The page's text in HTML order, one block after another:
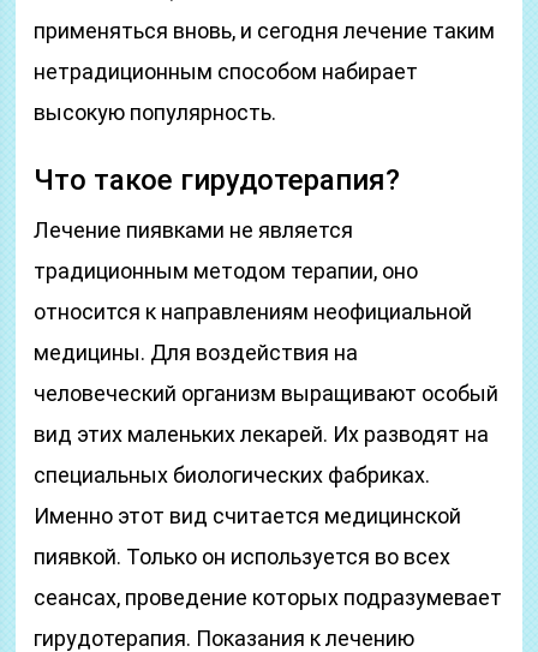
применяться вновь, и сегодня лечение таким
нетрадиционным способом набирает
высокую популярность.
Что такое гирудотерапия?
Лечение пиявками не является
традиционным методом терапии, оно
относится к направлениям неофициальной
медицины. Для воздействия на
человеческий организм выращивают особый
вид этих маленьких лекарей. Их разводят на
специальных биологических фабриках.
Именно этот вид считается медицинской
пиявкой. Только он используется во всех
сеансах, проведение которых подразумевает
гирудотерапия. Показания к лечению